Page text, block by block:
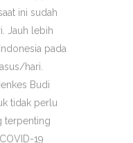
ini sudah
Jauh lebih
pada
hari.
Budi
tidak perlu
terpenting
19